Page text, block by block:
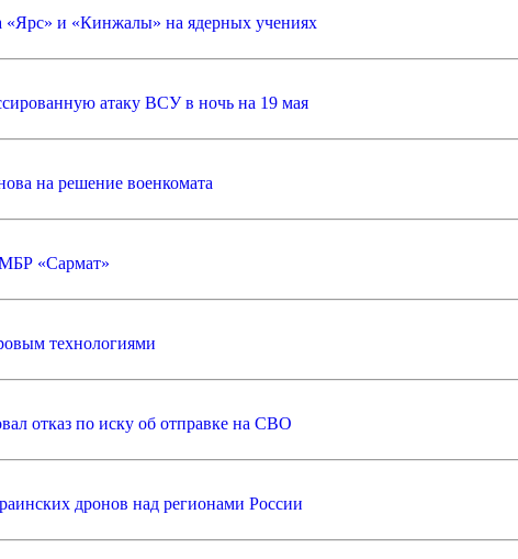
и «Кинжалы» на ядерных учениях
атаку ВСУ в ночь на 19 мая
на решение военкомата
«Сармат»
технологиями
отказ по иску об отправке на СВО
дронов над регионами России